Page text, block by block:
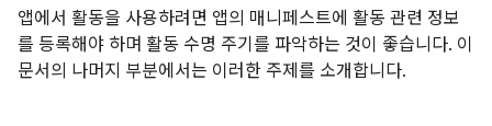
앱에서 활동을 사용하려면 앱의 매니페스트에 활동 관련 정보
를 등록해야 하며 활동 수명 주기를 파악하는 것이 좋습니다. 이
문서의 나머지 부분에서는 이러한 주제를 소개합니다.